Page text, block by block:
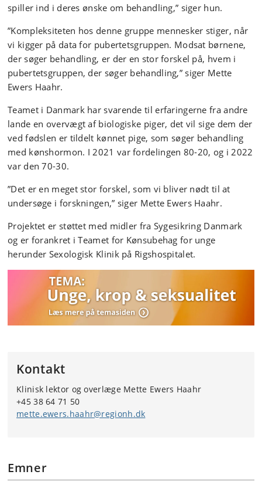
spiller ind i deres ønske om behandling,” siger hun.
”Kompleksiteten hos denne gruppe mennesker stiger, når
vi kigger på data for pubertetsgruppen. Modsat børnene,
der søger behandling, er der en stor forskel på, hvem i
pubertetsgruppen, der søger behandling,” siger Mette
Ewers Haahr.
Teamet i Danmark har svarende til erfaringerne fra andre
lande en overvægt af biologiske piger, det vil sige dem der
ved fødslen er tildelt kønnet pige, som søger behandling
med kønshormon. I 2021 var fordelingen 80-20, og i 2022
var den 70-30.
”Det er en meget stor forskel, som vi bliver nødt til at
undersøge i forskningen,” siger Mette Ewers Haahr.
Projektet er støttet med midler fra Sygesikring Danmark
og er forankret i Teamet for Kønsubehag for unge
herunder Sexologisk Klinik på Rigshospitalet.
Kontakt
Klinisk lektor og overlæge Mette Ewers Haahr
+45 38 64 71 50
mette.ewers.haahr@regionh.dk
Emner